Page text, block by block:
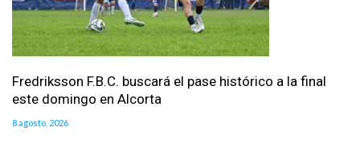
Fredriksson F.B.C. buscará el pase histórico a la final
este domingo en Alcorta
8 agosto, 2026